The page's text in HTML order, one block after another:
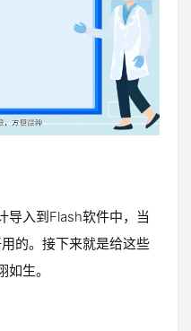
导入到Flash软件中，当
的。接下来就是给这些
生。